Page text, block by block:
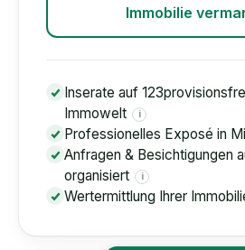
Immobilie
Inserate auf
Immowelt
i
Professionelles Exposé in
Anfragen & Besichtigungen
organisiert
i
Wertermittlung Ihrer